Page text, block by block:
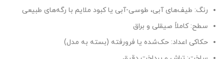
رنگ: طیف‌های آبی، طوسی-آبی یا کبود ملایم با رگه‌های طبیعی
سطح: کاملاً صیقلی و براق
حکاکی اعداد: حک‌شده یا فرورفته (بسته به مدل)